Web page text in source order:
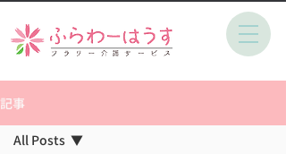
記事
All Posts